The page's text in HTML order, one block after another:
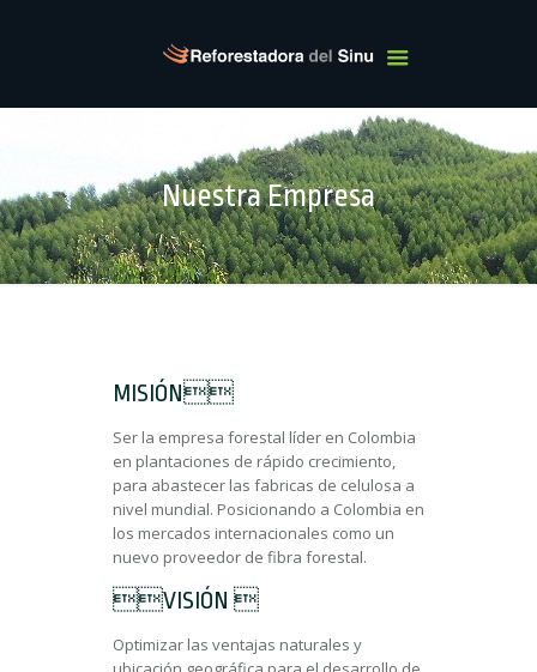
Nuestra Empresa
MISIÓN
Ser la empresa forestal líder en Colombia
en plantaciones de rápido crecimiento,
para abastecer las fabricas de celulosa a
nivel mundial. Posicionando a Colombia en
los mercados internacionales como un
nuevo proveedor de fibra forestal.
VISIÓN 
Optimizar las ventajas naturales y